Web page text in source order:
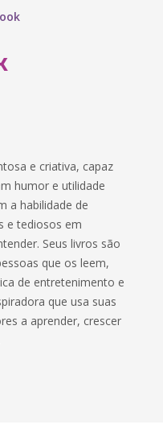
e criativa, capaz
humor e utilidade
a habilidade de
e tediosos em
Seus livros são
que os leem,
de entretenimento e
que usa suas
a aprender, crescer